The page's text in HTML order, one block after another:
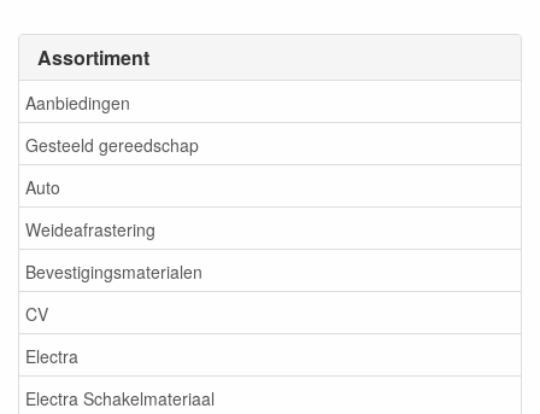
Assortiment
Aanbiedingen
Gesteeld gereedschap
Auto
Weideafrastering
Bevestigingsmaterialen
CV
Electra
Electra Schakelmateriaal